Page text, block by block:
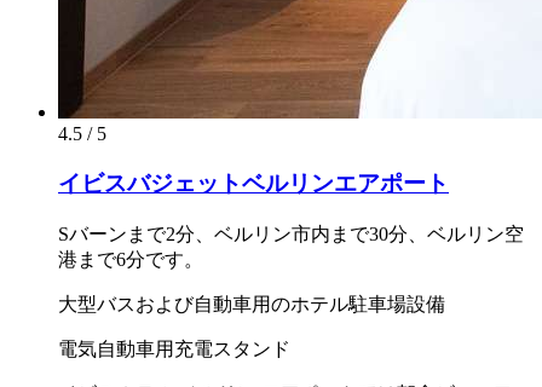
4.5 / 5
イビスバジェットベルリンエアポート
Sバーンまで2分、ベルリン市内まで30分、ベルリン空
港まで6分です。
大型バスおよび自動車用のホテル駐車場設備
電気自動車用充電スタンド